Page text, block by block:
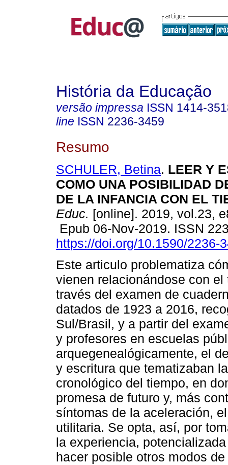
História da Educação
versão impressa ISSN 1414-
line ISSN 2236-3459
Resumo
SCHULER, Betina. LEER Y
COMO UNA POSIBILIDAD
DE LA INFANCIA CON EL
Educ. [online]. 2019, vol.23,
Epub 06-Nov-2019. ISSN
https://doi.org/10.1590/2236-
Este articulo problematiza
vienen relacionándose con el
través del examen de
datados de 1923 a 2016,
Sul/Brasil, y a partir del
y profesores en escuelas
arquegenealógicamente, el
y escritura que tematizaban
cronológico del tiempo, en
promesa de futuro y, más
síntomas de la aceleración,
utilitaria. Se opta, así, por
la experiencia,
hacer posible otros modos